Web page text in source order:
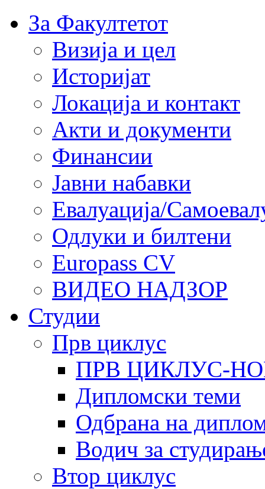
За Факултетот
Визија и цел
Историјат
Локација и контакт
Акти и документи
Финансии
Јавни набавки
Евалуација/
Одлуки и билтени
Europass CV
ВИДЕО НАДЗОР
Студии
Прв циклус
ПРВ ЦИКЛУС-
Дипломски теми
Одбрана на
Водич за
Втор циклус